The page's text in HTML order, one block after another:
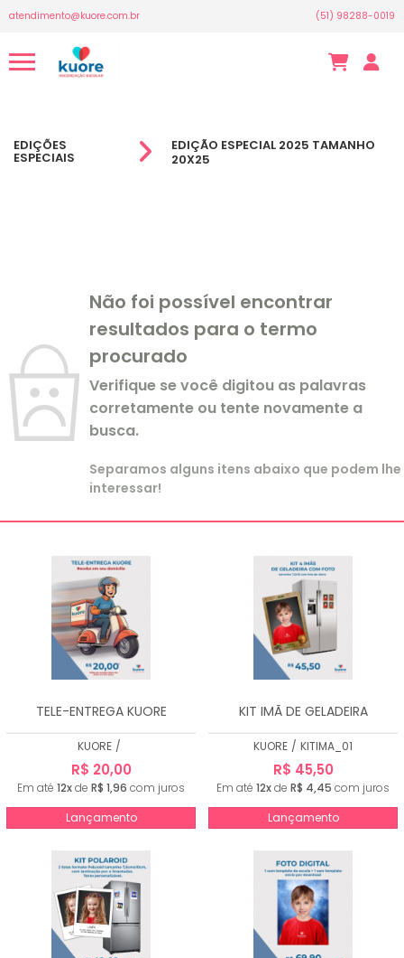
atendimento@kuore.com.br (51) 98288-0019
EDIÇÕES
ESPECIAIS
EDIÇÃO ESPECIAL 2025 TAMANHO
20X25
Não foi possível encontrar
resultados para o termo
procurado
Verifique se você digitou as palavras
corretamente ou tente novamente a
busca.
Separamos alguns itens abaixo que podem lhe
interessar!
TELE-ENTREGA KUORE
KUORE /
R$ 20,00
Em até 12xde R$ 1,96 com juros
Lançamento
KIT IMÃ DE GELADEIRA
KUORE / KITIMA_01
R$ 45,50
Em até 12xde R$ 4,45 com juros
Lançamento